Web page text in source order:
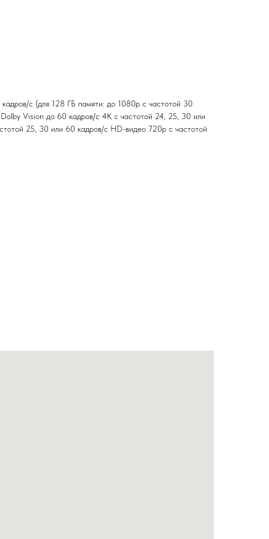
с (для 128 ГБ памяти: до 1080p с частотой 30
Vision до 60 кадров/ с 4K с частотой 24, 25, 30 или
25, 30 или 60 кадров/ с HD-видео 720p с частотой